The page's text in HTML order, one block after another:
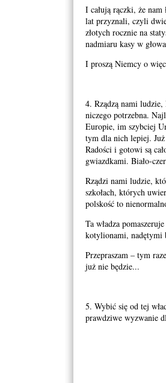
I całują rączki, że
lat przyznali, czyli
złotych rocznie na
nadmiaru kasy w
I proszą Niemcy o
4. Rządzą nami
niczego potrzebna.
Europie, im szybciej
tym dla nich lepiej.
Radości i gotowi są
gwiazdkami. Biało-
Rządzi nami ludzie,
szkołach, których
polskość to
Ta władza
kotylionami, nadętymi
Przepraszam – tym
już nie będzie...
5. Wybić się od tej
prawdziwe wyzwanie